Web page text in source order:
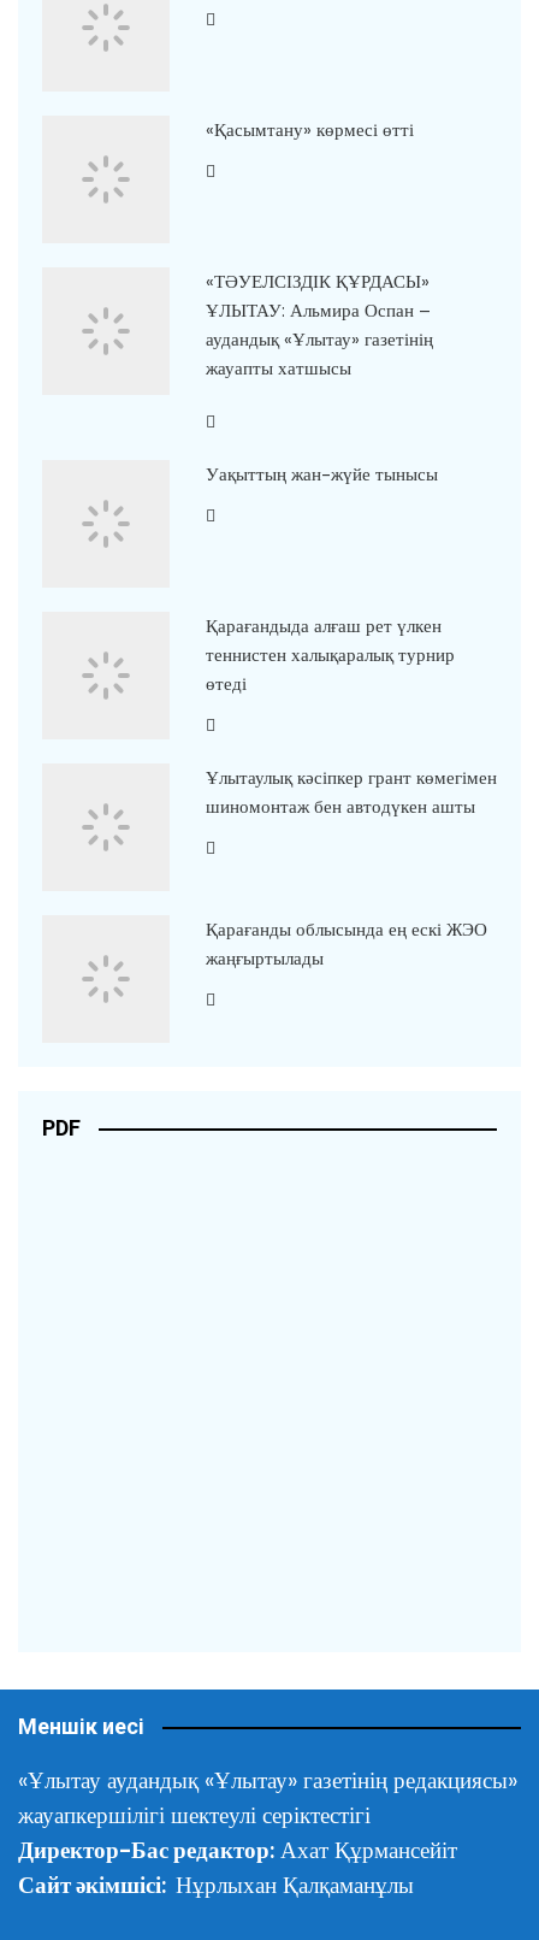
«Қасымтану» көрмесі өтті
«ТӘУЕЛСІЗДІК ҚҰРДАСЫ»
ҰЛЫТАУ: Альмира Оспан –
аудандық «Ұлытау» газетінің
жауапты хатшысы
Уақыттың жан-жүйе тынысы
Қарағандыда алғаш рет үлкен
теннистен халықаралық турнир
өтеді
Ұлытаулық кәсіпкер грант көмегімен
шиномонтаж бен автодүкен ашты
Қарағанды облысында ең ескі ЖЭО
жаңғыртылады
PDF
Меншік иесі
«Ұлытау аудандық «Ұлытау» газетінің редакциясы»
жауапкершілігі шектеулі серіктестігі
Директор-Бас редактор: Ахат Құрмансейіт
Сайт әкімшісі: Нұрлыхан Қалқаманұлы